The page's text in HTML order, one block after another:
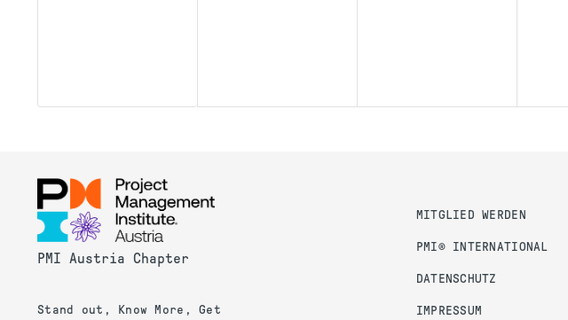
PMI Austria Chapter
Stand out, Know More, Get
MITGLIED WERDEN
PMI® INTERNATIONAL
DATENSCHUTZ
IMPRESSUM